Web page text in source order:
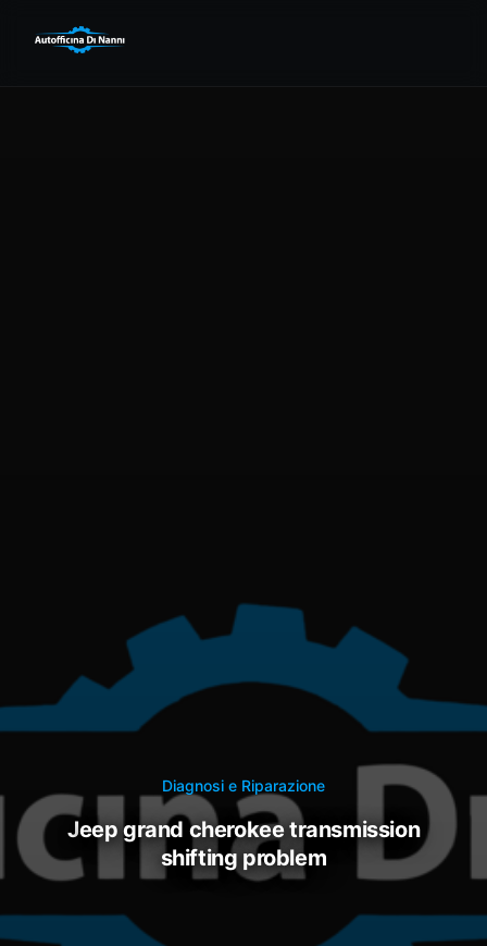
Diagnosi e Riparazione
jeep grand cherokee transmission
shifting problem